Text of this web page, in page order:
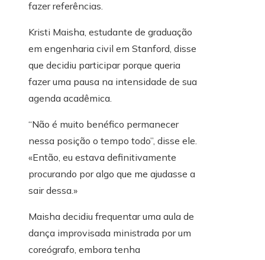
fazer referências.
Kristi Maisha, estudante de graduação
em engenharia civil em Stanford, disse
que decidiu participar porque queria
fazer uma pausa na intensidade de sua
agenda acadêmica.
“Não é muito benéfico permanecer
nessa posição o tempo todo”, disse ele.
«Então, eu estava definitivamente
procurando por algo que me ajudasse a
sair dessa.»
Maisha decidiu frequentar uma aula de
dança improvisada ministrada por um
coreógrafo, embora tenha